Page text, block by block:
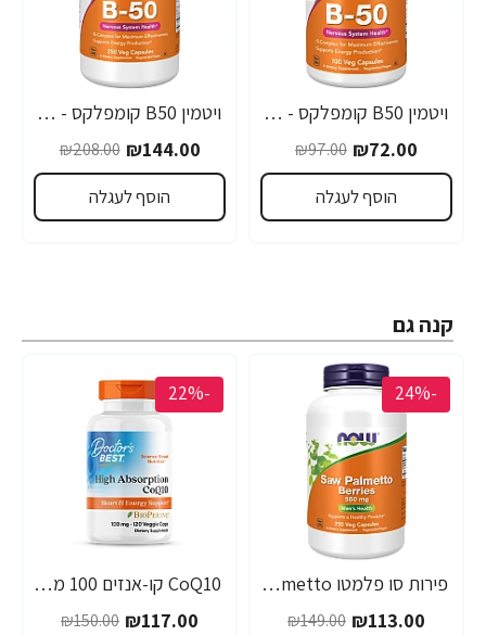
ויטמין B50 קומפלקס - 100 כמוסות מבית NOW FOODS
₪72.00
₪97.00
הוסף לעגלה
ויטמין B50 קומפלקס - 250 כמוסות מבית NOW FOODS
₪144.00
₪208.00
הוסף לעגלה
קנה גם
-24%
פירות סו פלמטו Saw Palmetto דקל ננסי 550 מ"ג - 250 כמוסות - מבית NOW FOODS
₪113.00
₪149.00
-22%
CoQ10 קו-אנזים 100 מ"ג - 120 כמוסות מבית Doctors best
₪117.00
₪150.00